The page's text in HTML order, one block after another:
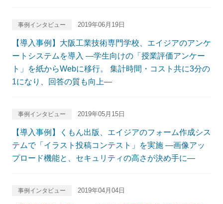
事例インタビュー 2019年06月19日
【導入事例】大阪工業技術専門学校、エイジアのアンケ
ートシステムを導入 ―学生向けの「授業評価アンケー
ト」を紙からWebに移行。 集計時間・コスト共に3分の
1になり、回答の質も向上―
事例インタビュー 2019年05月15日
【導入事例】くもん出版、エイジアのフォーム作成シス
テムで「イラスト投稿コンテスト」を実施 ―画像アッ
プロード機能と、セキュリティの高さが決め手に―
事例インタビュー 2019年04月04日